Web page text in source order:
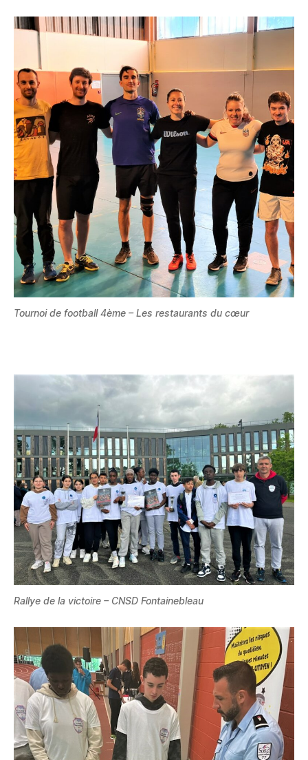
Tournoi de football 4ème – Les restaurants du cœur
Rallye de la victoire – CNSD Fontainebleau